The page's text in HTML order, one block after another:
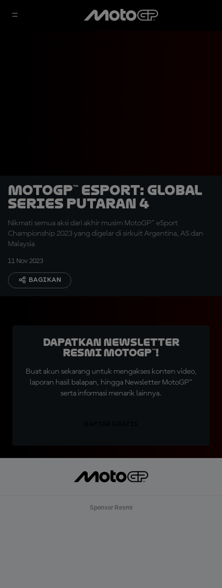
MotoGP™ eSport: Global
Series Putaran 4
Nikmati semua aksi dari akhir musim MotoGP™ eSport
Championship 2023 yang digelar di sirkuit Argentina, AS dan
Malaysia
11 Nov 2023
BAGIKAN
Dapatkan Newsletter
Resmi MotoGP™!
Buat akun sekarang untuk mengakses konten video,
laporan hasil balapan, hingga Newsletter MotoGP™
serta informasi menarik lainnya.
Sponsor Resmi